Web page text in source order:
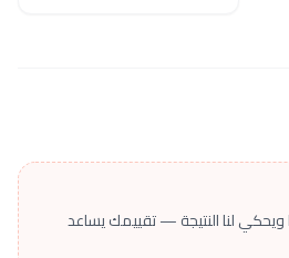
لنا النتيجة — تقييمك يساعد